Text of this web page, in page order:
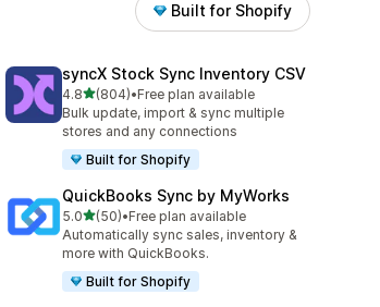
Built for Shopify
syncX Stock Sync Inventory CSV
4.85つ星中
(804)
合計レビュー数：804件
•Free plan available
Bulk update, import & sync multiple
stores and any connections
Built for Shopify
QuickBooks Sync by MyWorks
5.05つ星中
(50)
合計レビュー数：50件
•Free plan available
Automatically sync sales, inventory &
more with QuickBooks.
Built for Shopify